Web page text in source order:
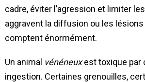
cadre, éviter l’agression et limiter
aggravent la diffusion ou les
comptent énormément.
Un animal vénéneuxest toxique par
ingestion. Certaines grenouilles,